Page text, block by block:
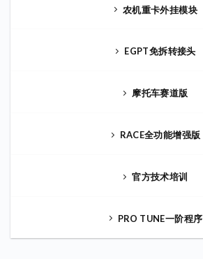
农机重卡外挂模块
EGPT免拆转接头
摩托车赛道版
RACE全功能增强版
官方技术培训
PRO TUNE一阶程序